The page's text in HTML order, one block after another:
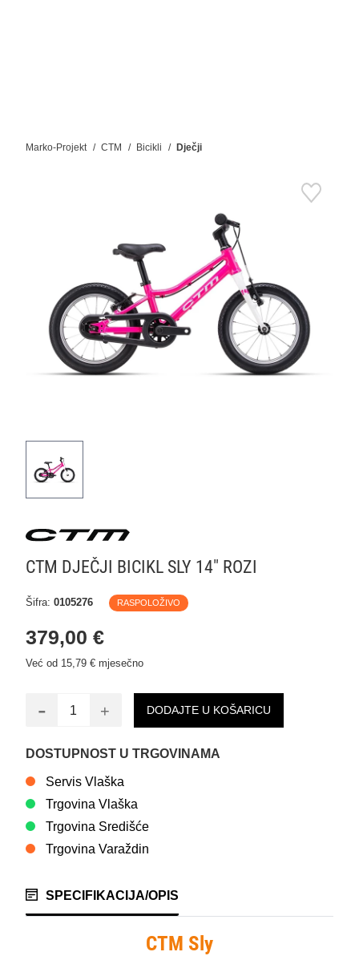
Marko-Projekt CTM Bicikli Dječji
CTM DJEČJI BICIKL SLY 14" ROZI
Šifra: 0105276 RASPOLOŽIVO
379,00 €
Već od 15,79 € mjesečno
- + DODAJTE U KOŠARICU
DOSTUPNOST U TRGOVINAMA
Servis Vlaška
Trgovina Vlaška
Trgovina Središće
Trgovina Varaždin
SPECIFIKACIJA/OPIS
CTM Sly